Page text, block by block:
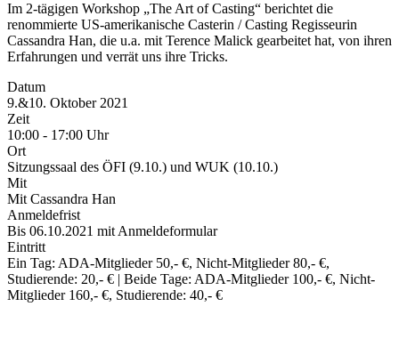
Im 2-tägigen Workshop „The Art of Casting“ berichtet die
renommierte US-amerikanische Casterin / Casting Regisseurin
Cassandra Han, die u.a. mit Terence Malick gearbeitet hat, von ihren
Erfahrungen und verrät uns ihre Tricks.
Datum
9.&10. Oktober 2021
Zeit
10:00 - 17:00 Uhr
Ort
Sitzungssaal des ÖFI (9.10.) und WUK (10.10.)
Mit
Mit Cassandra Han
Anmeldefrist
Bis 06.10.2021 mit Anmeldeformular
Eintritt
Ein Tag: ADA-Mitglieder 50,- €, Nicht-Mitglieder 80,- €,
Studierende: 20,- € | Beide Tage: ADA-Mitglieder 100,- €, Nicht-
Mitglieder 160,- €, Studierende: 40,- €